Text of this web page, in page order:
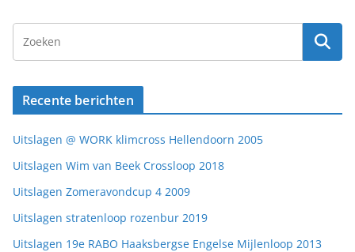
Recente berichten
Uitslagen @ WORK klimcross Hellendoorn 2005
Uitslagen Wim van Beek Crossloop 2018
Uitslagen Zomeravondcup 4 2009
Uitslagen stratenloop rozenbur 2019
Uitslagen 19e RABO Haaksbergse Engelse Mijlenloop 2013